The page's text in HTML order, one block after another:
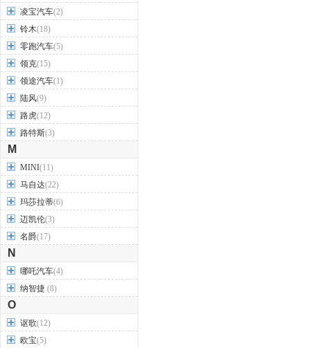
凌宝汽车(2)
铃木(18)
零跑汽车(5)
领克(15)
领途汽车(1)
陆风(9)
路虎(12)
路特斯(3)
M
MINI(11)
马自达(22)
玛莎拉蒂(6)
迈凯伦(3)
名爵(17)
N
哪吒汽车(4)
纳智捷 (8)
O
讴歌(12)
欧宝(5)